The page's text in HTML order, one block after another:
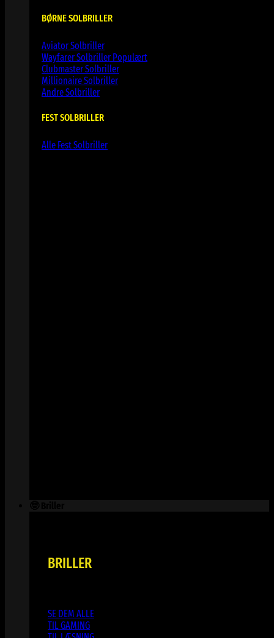
BØRNE SOLBRILLER
Aviator Solbriller
Wayfarer Solbriller
Clubmaster Solbriller
Millionaire Solbriller
Andre Solbriller
FEST SOLBRILLER
Alle Fest Solbriller
BRILLER
SE DEM ALLE
TIL GAMING